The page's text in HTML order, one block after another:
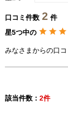
口コミ件数 2 件
星5つ中の
みなさまからの口
該当件数： 2件